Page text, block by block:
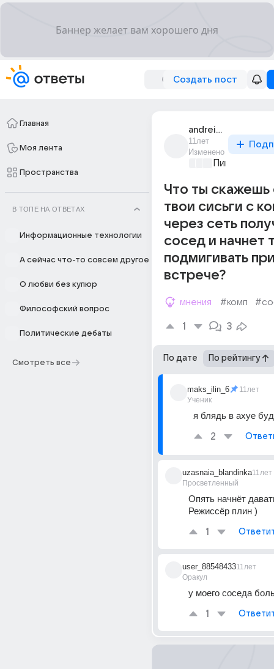
Создать пост
Главная
Моя лента
Пространства
В ТОПЕ НА ОТВЕТАХ
Информационные технологии
А сейчас что-то совсем другое
О любви без купюр
Философский вопрос
Политические дебаты
Смотреть все
andrei_senchuk_15
11лет
Изменено
Пикантно о
Что ты скажешь
твои сисьги с
через сеть
сосед и начнет
подмигивать
встрече?
мнения #комп
1 3
По дате По рейтингу
maks_ilin_6
Ученик
11лет
я блядь в ахуе
2
uzasnaia_blandinka
Просветленный
11лет
Опять начнёт
Режиссёр плин )
1
user_88548433
Оракул
11лет
у моего соседа
1